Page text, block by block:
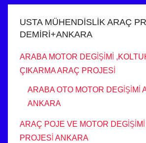
USTA MÜHENDİSLİK ARAÇ
DEMİRİ+ANKARA
ARABA MOTOR DEGİŞİMİ
ÇIKARMA ARAÇ PROJESİ
ARABA OTO MOTOR DEGİŞİMİ
ANKARA
ARAÇ POJE VE MOTOR
PROJESİ ANKARA